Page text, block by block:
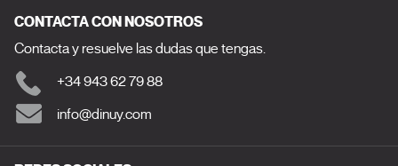
CONTACTA CON NOSOTROS
Contacta y resuelve las dudas que tengas.
+34 943 62 79 88
info@dinuy.com